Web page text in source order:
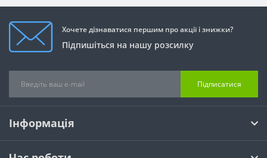
Хочете дізнаватися першим про акції і знижки?
Підпишіться на нашу розсилку
Підписатися
Інформація